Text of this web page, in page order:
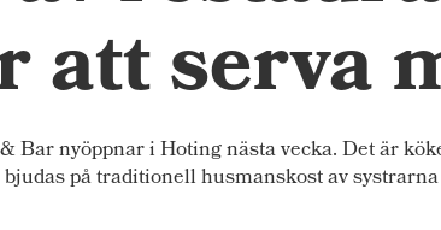
att serva
Bar nyöppnar i Hoting nästa vecka. Det är
på traditionell husmanskost av